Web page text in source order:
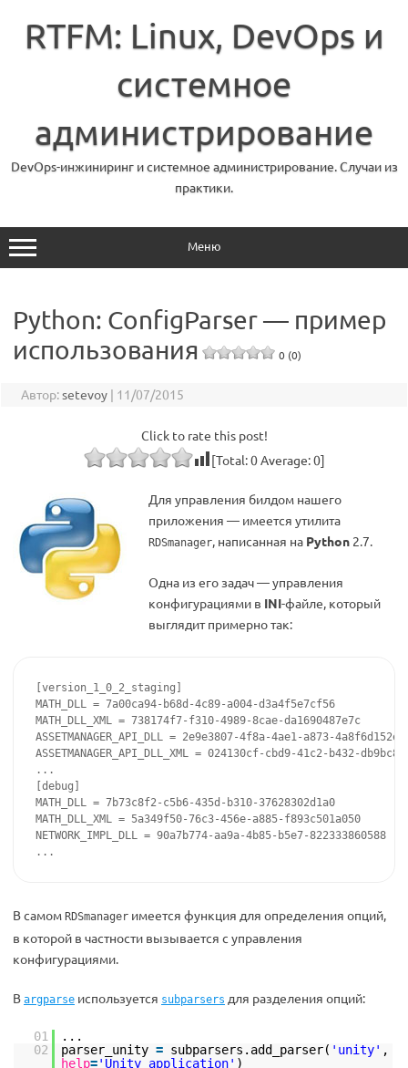
содержимому
RTFM: Linux, DevOps и
системное
администрирование
DevOps-инжиниринг и системное администрирование. Случаи из
практики.
Меню
Python: ConfigParser — пример
использования
0 (0)
Автор:setevoy | 11/07/2015
Click to rate this post!
[Total:0Average:0]
Для управления билдом нашего
приложения — имеется утилита
RDSmanager, написанная на Python 2.7.
Одна из его задач — управления
конфигурациями в INI-файле, который
выглядит примерно так:
[version_1_0_2_staging]
MATH_DLL = 7a00ca94-b68d-4c89-a004-d3a4f5e7cf56
MATH_DLL_XML = 738174f7-f310-4989-8cae-da1690487e7c
ASSETMANAGER_API_DLL = 2e9e3807-4f8a-4ae1-a873-
ASSETMANAGER_API_DLL_XML = 024130cf-cbd9-41c2-b432-
...
[debug]
MATH_DLL = 7b73c8f2-c5b6-435d-b310-37628302d1a0
MATH_DLL_XML = 5a349f50-76c3-456e-a885-f893c501a050
NETWORK_IMPL_DLL = 90a7b774-aa9a-4b85-b5e7-822333860588
...
В самом RDSmanager имеется функция для определения опций,
в которой в частности вызывается с управления
конфигурациями.
В argparse используется subparsers для разделения опций:
01
...
02
parser_unity = subparsers.add_parser( 'unity' ,
help='Unity application' )